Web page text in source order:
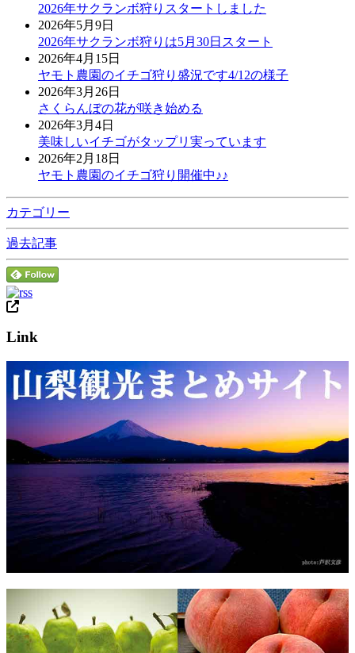
2026年サクランボ狩りスタートしました
2026年5月9日
2026年サクランボ狩りは5月30日スタート
2026年4月15日
ヤモト農園のイチゴ狩り盛況です4/12の様子
2026年3月26日
さくらんぼの花が咲き始める
2026年3月4日
美味しいイチゴがタップリ実っています
2026年2月18日
ヤモト農園のイチゴ狩り開催中♪♪
カテゴリー
過去記事
Link